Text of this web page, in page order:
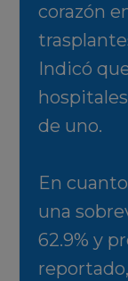
corazón
Indicó
de uno.
En
una
62.9% y